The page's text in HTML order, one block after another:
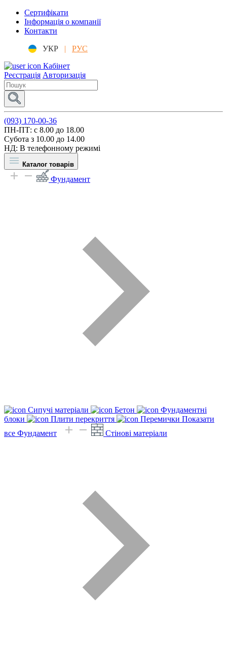
Сертифікати
Інформація о компанії
Контакти
УКР |
РУС
Кабінет
Реєстрація Авторизація
(093) 170-00-36
ПН-ПТ: c 8.00 до 18.00
Субота з 10.00 до 14.00
НД: В телефонному режимі
Каталог товарів
Фундамент
Сипучі матеріали Бетон
Фундаментні
блоки
Плити перекриття Перемички Показати
все Фундамент
Стінові матеріали